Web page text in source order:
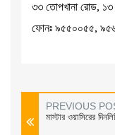
৩৩ তোপখানা রোড, ১৩
ফোনঃ ৯৫৫০০৫৫,
PREVIOUS
মাস্টার ওয়াসিরের